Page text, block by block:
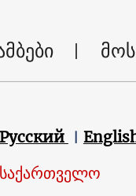
Русский
საქართველო